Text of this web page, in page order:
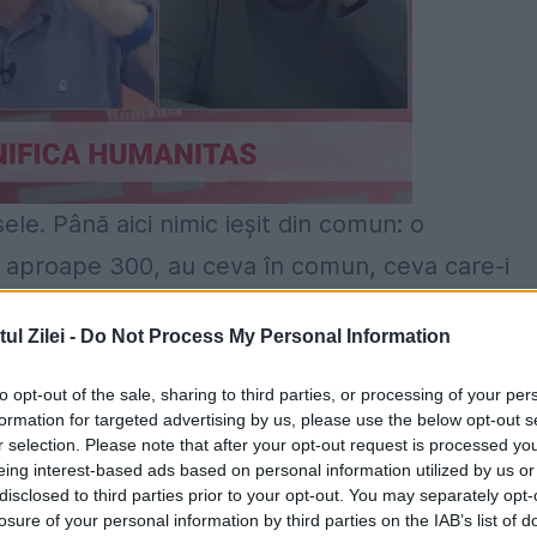
Zilei - Do Not Process My Personal Information
opt-out of the sale, sharing to third parties, or processing of your
for targeted advertising by us, please use the below opt-out
selection. Please note that after your opt-out request is processed
interest-based ads based on personal information utilized by us
to third parties prior to your opt-out. You may separately
of your personal information by third parties on the IAB’s list of
Până aici nimic ieșit din comun: o
300, au ceva în comun, ceva care-i
intelectuale, majoritatea cu sindrom
suportat zgomotul făcut de orchestră. Cu
iar părintele care-i însoțea i-a
cu ei. Au intrat apoi în sală defilând în
și atâta solidaritate; se ajutau unii pe
salutau cu entuziasm. Și zâmbeau